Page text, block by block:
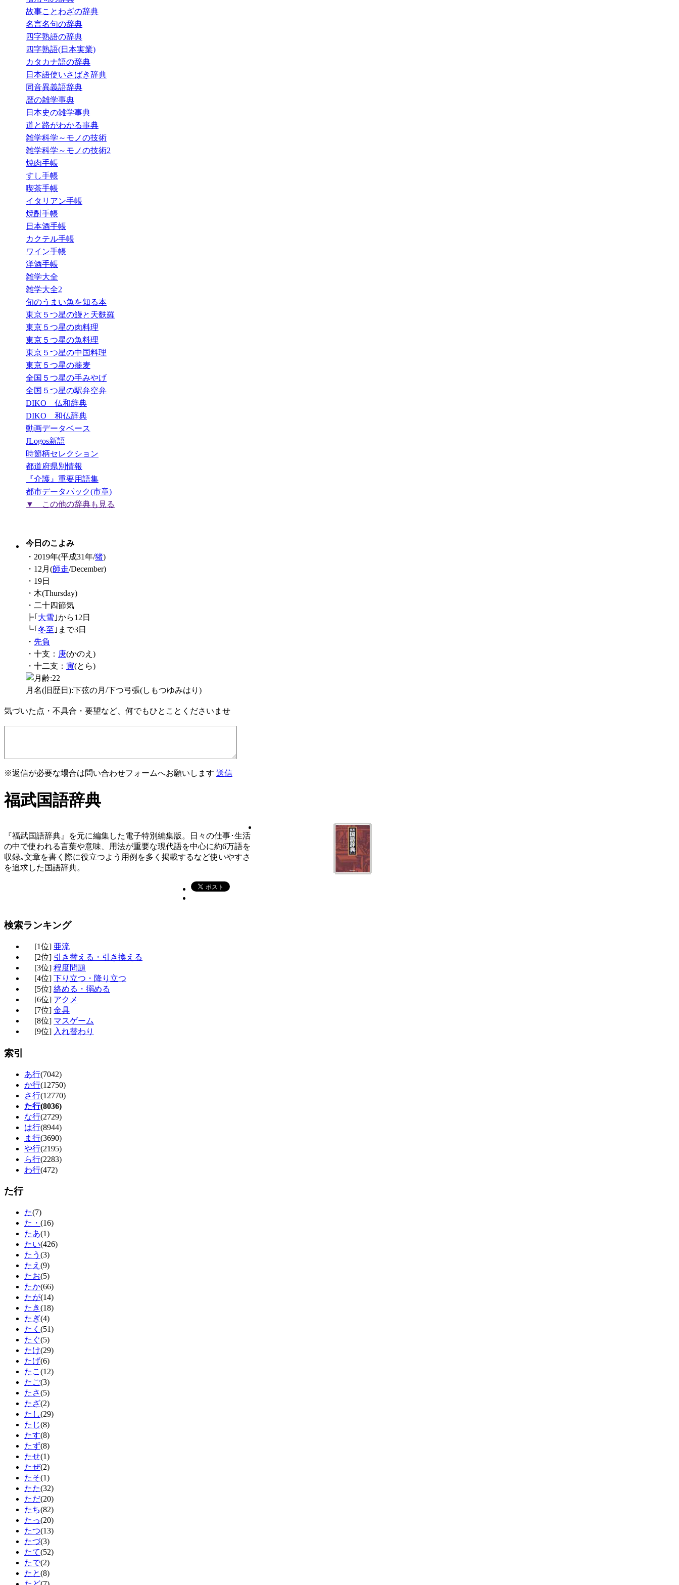
故事ことわざの辞典
名言名句の辞典
四字熟語の辞典
四字熟語(日本実業)
カタカナ語の辞典
日本語使いさばき辞典
同音異義語辞典
暦の雑学事典
日本史の雑学事典
道と路がわかる事典
雑学科学～モノの技術
雑学科学～モノの技術2
焼肉手帳
すし手帳
喫茶手帳
イタリアン手帳
焼酎手帳
日本酒手帳
カクテル手帳
ワイン手帳
洋酒手帳
雑学大全
雑学大全2
旬のうまい魚を知る本
東京５つ星の鰻と天麩羅
東京５つ星の肉料理
東京５つ星の魚料理
東京５つ星の中国料理
東京５つ星の蕎麦
全国５つ星の手みやげ
全国５つ星の駅弁空弁
DIKO 仏和辞典
DIKO 和仏辞典
動画データベース
JLogos新語
時節柄セレクション
都道府県別情報
『介護』重要用語集
都市データパック(市章)
▼ この他の辞典も見る
今日のこよみ
・2019年(平成31年/猪)
・12月(師走/December)
・19日
・木(Thursday)
・二十四節気
┣｢ 大雪 ｣から12日
┗｢ 冬至 ｣まで3日
・ 先負
・十支： 庚(かのえ)
・十二支： 寅(とら)
月名(旧歴日):下弦の月/下つ弓張(しもつゆみはり)
気づいた点・不具合・要望など、何でもひとことくださいませ
※返信が必要な場合は問い合わせフォームへお願いします 送信
福武国語辞典
『福武国語辞典』を元に編集した電子特別編集版。日々の仕事･生活
の中で使われる言葉や意味、用法が重要な現代語を中心に約6万語を
収録｡文章を書く際に役立つよう用例を多く掲載するなど使いやすさ
を追求した国語辞典。
検索ランキング
[1位] 亜流
[2位] 引き替える・引き換える
[3位] 程度問題
[4位] 下り立つ・降り立つ
[5位] 絡める・搦める
[6位] アクメ
[7位] 金具
[8位] マスゲーム
[9位] 入れ替わり
索引
あ行(7042)
か行(12750)
さ行(12770)
た行(8036)
な行(2729)
は行(8944)
ま行(3690)
や行(2195)
ら行(2283)
わ行(472)
た行
た(7)
た・ (16)
たあ(1)
たい(426)
たう (3)
たえ (9)
たお(5)
たか(66)
たが(14)
たき(18)
たぎ(4)
たく (51)
たぐ(5)
たけ(29)
たげ(6)
たこ (12)
たご(3)
たさ(5)
たざ(2)
たし(29)
たじ(8)
たす(8)
たず(8)
たせ(1)
たぜ(2)
たそ(1)
たた(32)
ただ(20)
たち(82)
たっ(20)
たつ(13)
たづ(3)
たて(52)
たで(2)
たと(8)